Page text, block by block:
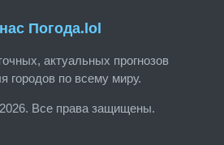
Погода.lol
актуальных прогнозов
городов по всему миру.
Все права защищены.